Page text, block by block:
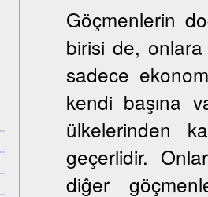
Göçmenlerin
birisi de,
sadece
kendi başına
ülkelerinden
geçerlidir.
diĝer